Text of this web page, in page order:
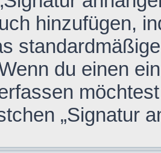
hinzufügen,
du einen
„Signatur